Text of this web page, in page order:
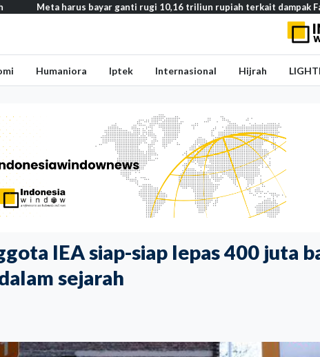
IEA siap-siap lepas 400 juta
sejarah
harus bayar ganti rugi 10,16 triliun rupiah terkait dampak Facebook
Humaniora Iptek Internasional Hijrah